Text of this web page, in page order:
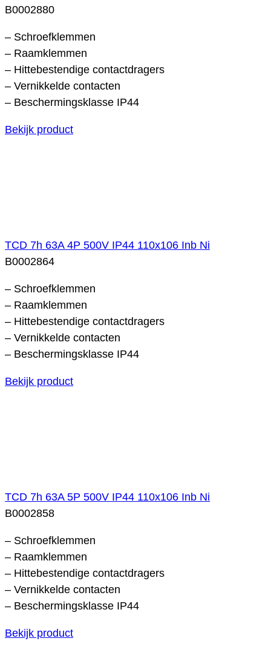
B0002880
– Schroefklemmen
– Raamklemmen
– Hittebestendige contactdragers
– Vernikkelde contacten
– Beschermingsklasse IP44
Bekijk product
TCD 7h 63A 4P 500V IP44 110x106 Inb Ni
B0002864
– Schroefklemmen
– Raamklemmen
– Hittebestendige contactdragers
– Vernikkelde contacten
– Beschermingsklasse IP44
Bekijk product
TCD 7h 63A 5P 500V IP44 110x106 Inb Ni
B0002858
– Schroefklemmen
– Raamklemmen
– Hittebestendige contactdragers
– Vernikkelde contacten
– Beschermingsklasse IP44
Bekijk product